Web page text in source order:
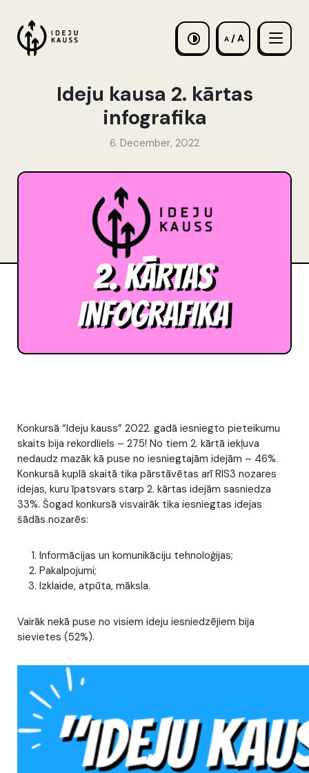
A/ A
Ideju kausa 2. kārtas
infografika
6. December, 2022
Konkursā “Ideju kauss” 2022. gadā iesniegto pieteikumu
skaits bija rekordliels – 275! No tiem 2. kārtā iekļuva
nedaudz mazāk kā puse no iesniegtajām idejām – 46%.
Konkursā kuplā skaitā tika pārstāvētas arī RIS3 nozares
idejas, kuru īpatsvars starp 2. kārtas idejām sasniedza
33%. Šogad konkursā visvairāk tika iesniegtas idejas
šādās nozarēs:
Informācijas un komunikāciju tehnoloģijas;
Pakalpojumi;
Izklaide, atpūta, māksla.
Vairāk nekā puse no visiem ideju iesniedzējiem bija
sievietes (52%).